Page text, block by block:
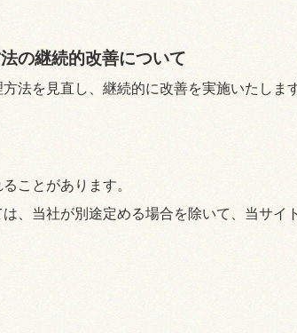
の継続的改善について
法を見直し、継続的に改善を実施いたします
ことがあります。
、当社が別途定める場合を除いて、当サイ